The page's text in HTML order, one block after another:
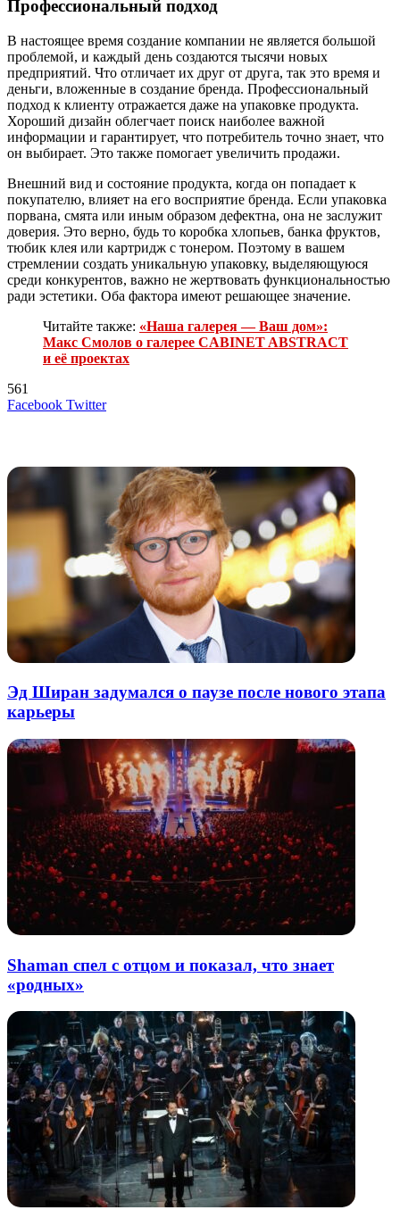
Профессиональный подход
В настоящее время создание компании не является большой
проблемой, и каждый день создаются тысячи новых
предприятий. Что отличает их друг от друга, так это время и
деньги, вложенные в создание бренда. Профессиональный
подход к клиенту отражается даже на упаковке продукта.
Хороший дизайн облегчает поиск наиболее важной
информации и гарантирует, что потребитель точно знает, что
он выбирает. Это также помогает увеличить продажи.
Внешний вид и состояние продукта, когда он попадает к
покупателю, влияет на его восприятие бренда. Если упаковка
порвана, смята или иным образом дефектна, она не заслужит
доверия. Это верно, будь то коробка хлопьев, банка фруктов,
тюбик клея или картридж с тонером. Поэтому в вашем
стремлении создать уникальную упаковку, выделяющуюся
среди конкурентов, важно не жертвовать функциональностью
ради эстетики. Оба фактора имеют решающее значение.
Читайте также: «Наша галерея — Ваш дом»:
Макс Смолов о галерее CABINET ABSTRACT
и её проектах
561
Facebook TwitterLinkedIn
Tumblr
Reddit
Вконтакте
Одноклассники
Skype
Messenger
Messenger
WhatsApp
Telegram
Viber
Line
Поделиться
Печатать
Эд Ширан задумался о паузе после нового этапа
карьеры
Shaman спел с отцом и показал, что знает
«родных»